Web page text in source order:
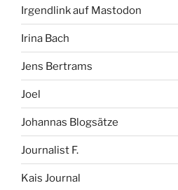
Irgendlink auf Mastodon
Irina Bach
Jens Bertrams
Joel
Johannas Blogsätze
Journalist F.
Kais Journal